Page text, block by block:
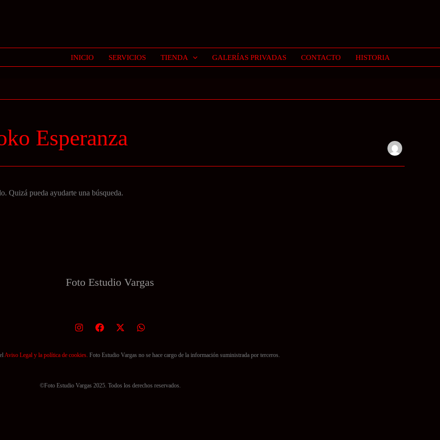
INICIO SERVICIOS TIENDA GALERÍAS PRIVADAS CONTACTO HISTORIA
Esperanza
Quizá pueda ayudarte una búsqueda.
Foto Estudio Vargas
Aviso Legal y la política de cookies. Foto Estudio Vargas no se hace cargo de la información suministrada por terceros.
©Foto Estudio Vargas 2025. Todos los derechos reservados.